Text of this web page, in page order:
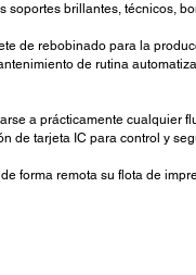
brillantes, técnicos,
de rebobinado para la
de rutina
a prácticamente cualquier
de tarjeta IC para control y
forma remota su flota de